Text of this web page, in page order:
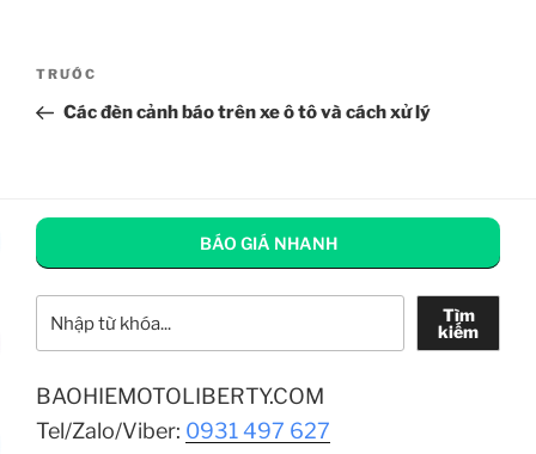
Điều
bài
Bài
cũ
TRƯỚC
Các đèn cảnh báo trên xe ô tô và cách xử lý
BÁO GIÁ NHANH
Tìm
kiếm
BAOHIEMOTOLIBERTY.COM
Tel/Zalo/Viber: 0931 497 627